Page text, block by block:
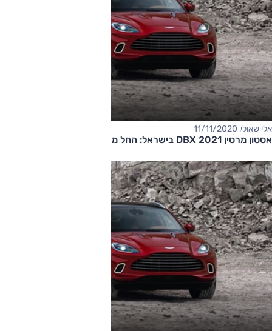
אלי שאולי, 11/11/2020
אסטון מרטין DBX 2021 בישראל: החל מ-1,690,000 שקלים